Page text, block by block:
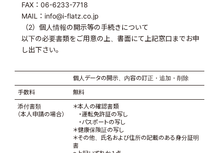
FAX：06-6233-7718
MAIL：info@i-flatz.co.jp
（2）個人情報の開示等の手続きについて
以下の必要書類をご用意の上、書面にて上記窓口までお申
し出下さい。
個人データの開示、内容の訂正・追加・削除
手数料
無料
添付書類
（本人申請の場合）
＊本人の確認書類
・運転免許証の写し
・パスポートの写し
＊健康保険証の写し
＊その他、氏名および住所の記載のある身分証明
書